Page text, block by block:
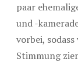
paar
und -
vorbei,
Stimmung